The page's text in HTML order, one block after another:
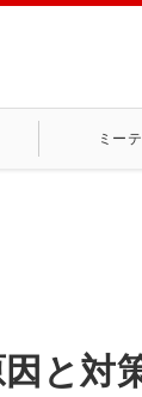
ミー
と対